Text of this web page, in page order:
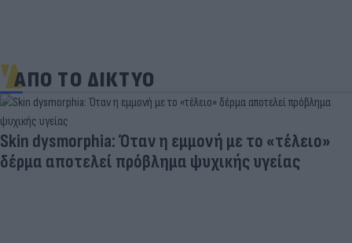
ΑΠΟ ΤΟ ΔΙΚΤΥΟ
Skin dysmorphia: Όταν η εμμονή με το «τέλειο»
δέρμα αποτελεί πρόβλημα ψυχικής υγείας